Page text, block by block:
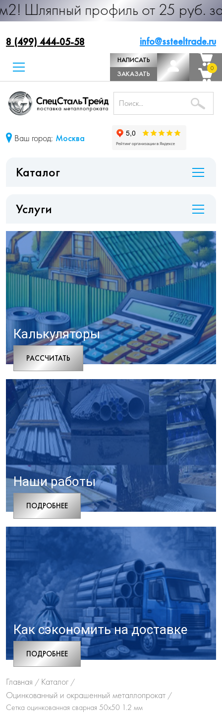
профиль от 25 руб. за м.п.
8 (499) 444-05-58 info@ssteeltrade.ru
НАПИСАТЬ
ДИРЕКТОРУ
ЗАКАЗАТЬ
ЗВОНОК
0
0
Ваш город: Москва
Каталог
Услуги
Калькуляторы
РАCСЧИТАТЬ
Наши работы
ПОДРОБНЕЕ
Как сэкономить на доставке
ПОДРОБНЕЕ
Главная / Каталог /
Оцинкованный и окрашенный металлопрокат /
Сетка оцинкованная сварная 50х50 1.2 мм